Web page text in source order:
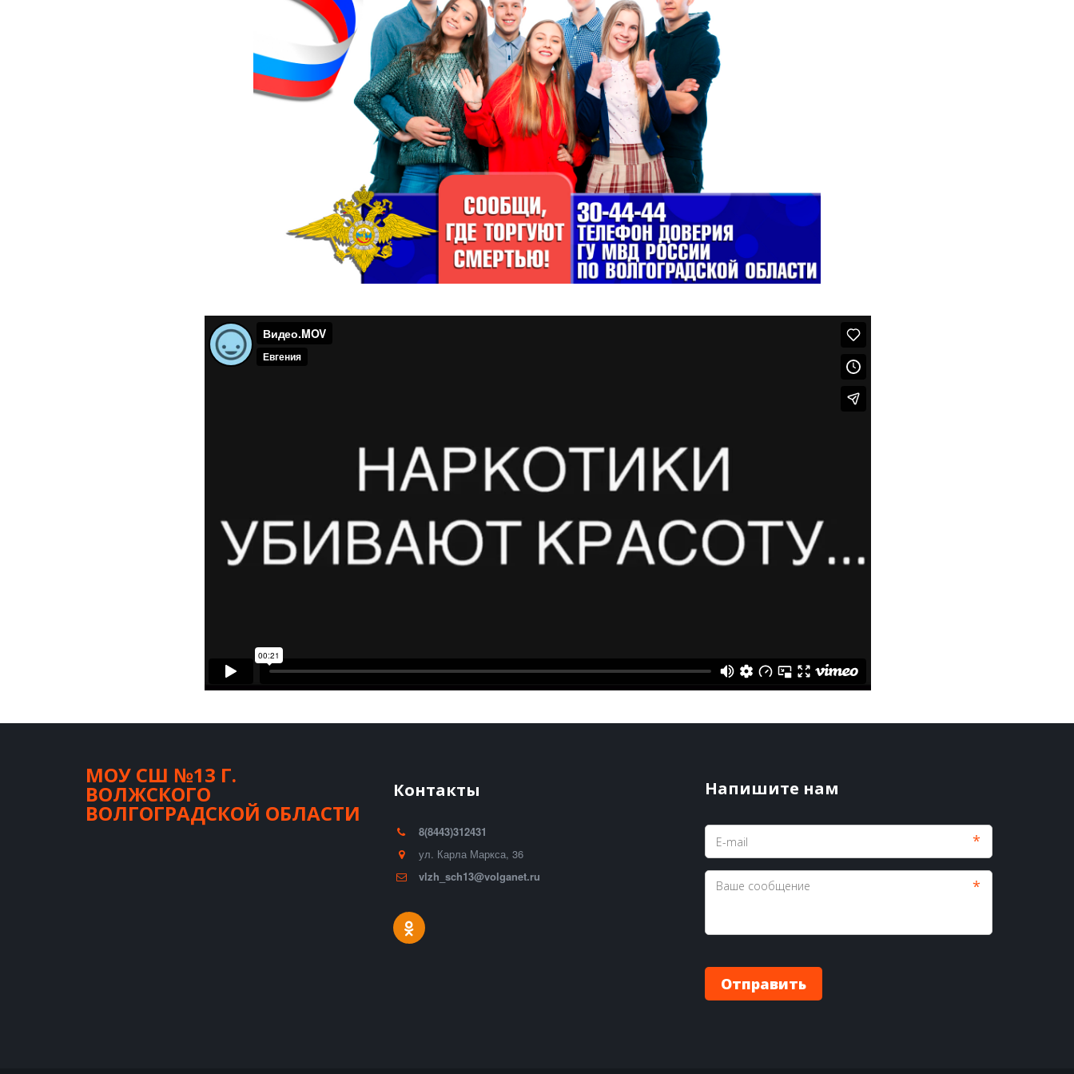
МОУ СШ №13 Г.
ВОЛЖСКОГО
ВОЛГОГРАДСКОЙ ОБЛАСТИ
Контакты
8(8443)312431
ул. Карла Маркса, 36
vlzh_sch13@volganet.ru
Напишите нам
*
*
Отправить